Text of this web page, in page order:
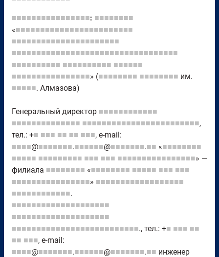
■■■■■■■■■■■■■■■■: ■■■■■■■■
«■■■■■■■■■■■■■■■■■■■■■■■■
■■■■■■■■■■■■■■■■■■■■■■
■■■■■■■■■■■■■■■■■■■■■■■■■■■■■■■■■■
■■■■■■■■■■ ■■■■■■■■■■ ■■■■■■
■■■■■■■■■■■■■■■■» (■■■■■■■■ ■■■■■■■■ им.
■■■■■. Алмазова)
Генеральный директор ■■■■■■■■■■■■
■■■■■■■■■■■■■■ ■■■■■■■■■■■■■■■■■■■■■■■■,
тел.: +■ ■■■ ■■ ■■ ■■■, e-mail:
■■■■@■■■■■■■.■■■■■■@■■■■■■■.■■ «■■■■■■■■
■■■■■ ■■■■■■■■■ ■■■ ■■■ ■■■■■■■■■■■■■■■■» —
филиала ■■■■■■■■ «■■■■■■■■ ■■■■■ ■■■ ■■■
■■■■■■■■■■■■■■■■» ■■■■■■■■■■■■■■■■■■
■■■■■■■■■■■■.
■■■■■■■■■■■■■■■■■■■■
■■■■■■■■■■■■■■■■■■■■
■■■■■■■■■■■■■■■■■■■■■■■■■■., тел.: +■ ■■■ ■■
■■ ■■■, e-mail:
■■■■@■■■■■■■.■■■■■■@■■■■■■■.■■ инженер